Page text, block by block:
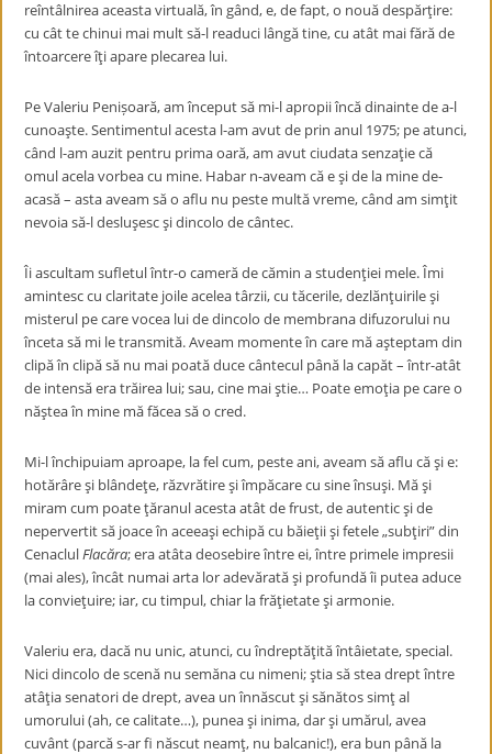
reîntâlnirea aceasta virtuală, în gând, e, de fapt, o nouă despărţire:
cu cât te chinui mai mult să-l readuci lângă tine, cu atât mai fără de
întoarcere îţi apare plecarea lui.
Pe Valeriu Penișoară, am început să mi-l apropii încă dinainte de a-l
cunoaşte. Sentimentul acesta l-am avut de prin anul 1975; pe atunci,
când l-am auzit pentru prima oară, am avut ciudata senzaţie că
omul acela vorbea cu mine. Habar n-aveam că e şi de la mine de-
acasă – asta aveam să o aflu nu peste multă vreme, când am simţit
nevoia să-l desluşesc şi dincolo de cântec.
Îi ascultam sufletul într-o cameră de cămin a studenţiei mele. Îmi
amintesc cu claritate joile acelea târzii, cu tăcerile, dezlănţuirile şi
misterul pe care vocea lui de dincolo de membrana difuzorului nu
înceta să mi le transmită. Aveam momente în care mă aşteptam din
clipă în clipă să nu mai poată duce cântecul până la capăt – într-atât
de intensă era trăirea lui; sau, cine mai ştie… Poate emoţia pe care o
năştea în mine mă făcea să o cred.
Mi-l închipuiam aproape, la fel cum, peste ani, aveam să aflu că şi e:
hotărâre şi blândeţe, răzvrătire şi împăcare cu sine însuşi. Mă şi
miram cum poate ţăranul acesta atât de frust, de autentic şi de
nepervertit să joace în aceeaşi echipă cu băieţii şi fetele„subţiri” din
CenaclulFlacăra; era atâta deosebire între ei, între primele impresii
(mai ales), încât numai arta lor adevărată şi profundă îi putea aduce
la convieţuire; iar, cu timpul, chiar la frăţietate şi armonie.
Valeriu era, dacă nu unic, atunci, cu îndreptăţită întâietate, special.
Nici dincolo de scenă nu semăna cu nimeni; ştia să stea drept între
atâţia senatori de drept, avea un înnăscut şi sănătos simţ al
umorului (ah, ce calitate…), punea şi inima, dar şi umărul, avea
cuvânt (parcă s-ar fi născut neamţ, nu balcanic!), era bun până la